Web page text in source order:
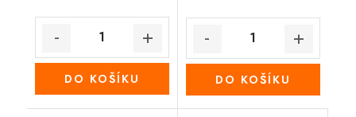
DO KOŠÍKU DO KOŠÍKU